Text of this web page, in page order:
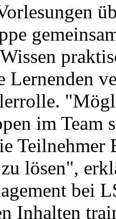
Lernenden
im Team
lösen",
bei
Inhalten